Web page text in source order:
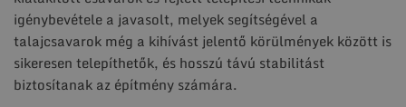
igénybevétele a javasolt, melyek segítségével a
talajcsavarok még a kihívást jelentő körülmények között is
sikeresen telepíthetők, és hosszú távú stabilitást
biztosítanak az építmény számára.